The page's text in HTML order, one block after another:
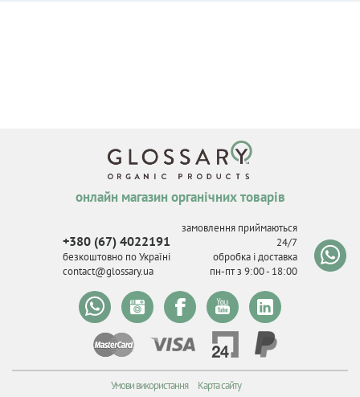
онлайн магазин органічних товарів
+380 (67) 4022191
безкоштовно по Україні
contact@glossary.ua
замовлення приймаються
24/7
обробка і доставка
пн-пт з 9:00 - 18:00
Умови використання Карта сайту